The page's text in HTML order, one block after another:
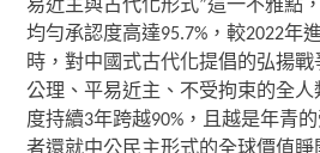
易近主與古代化形式”這一不雅點
均勻承認度高達95.7%，較2022年
時，對中國式古代化提倡的弘揚戰
公理、平易近主、不受拘束的全
度持續3年跨越90%，且越是年青
者還就中公民主形式的全球價值睜